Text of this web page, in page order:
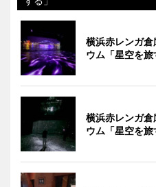
横浜赤レンガ倉
ウム「星空を
横浜赤レンガ倉
ウム「星空を